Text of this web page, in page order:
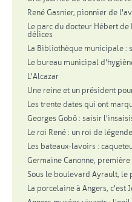
René Gasnier, pionnier de
Le parc du docteur Hébert
délices
La Bibliothèque municipale :
Le bureau municipal
L'Alcazar
Une reine et un président
Les trente dates qui ont
Georges Gobô : saisir
Le roi René : un roi de légende
Les bateaux-lavoirs :
Germaine Canonne,
Sous le boulevard Ayrault, le
La porcelaine à Angers, c'est